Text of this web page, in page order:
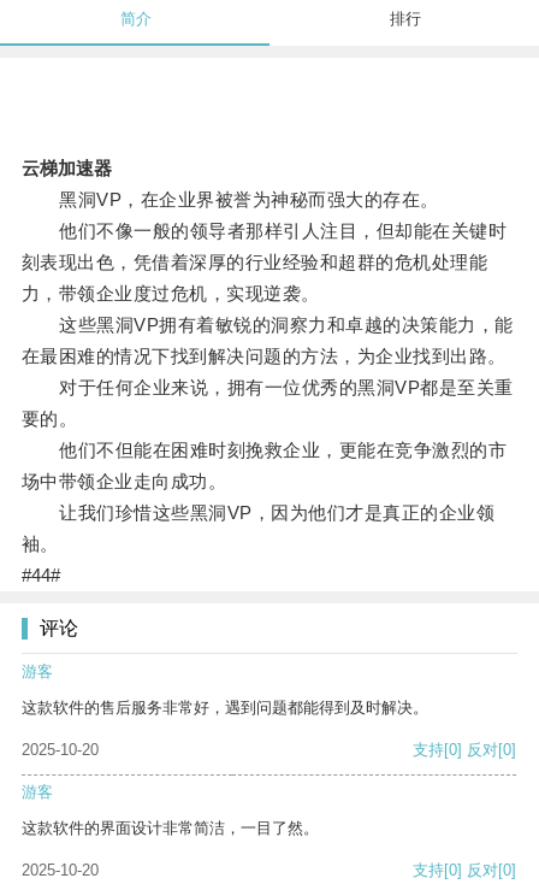
简介 排行
云梯加速器
黑洞VP，在企业界被誉为神秘而强大的存在。
他们不像一般的领导者那样引人注目，但却能在关键时
刻表现出色，凭借着深厚的行业经验和超群的危机处理能
力，带领企业度过危机，实现逆袭。
这些黑洞VP拥有着敏锐的洞察力和卓越的决策能力，能
在最困难的情况下找到解决问题的方法，为企业找到出路。
对于任何企业来说，拥有一位优秀的黑洞VP都是至关重
要的。
他们不但能在困难时刻挽救企业，更能在竞争激烈的市
场中带领企业走向成功。
让我们珍惜这些黑洞VP，因为他们才是真正的企业领
袖。
#44#
评论
游客
这款软件的售后服务非常好，遇到问题都能得到及时解决。
2025-10-20 支持[0] 反对[0]
游客
这款软件的界面设计非常简洁，一目了然。
2025-10-20 支持[0] 反对[0]